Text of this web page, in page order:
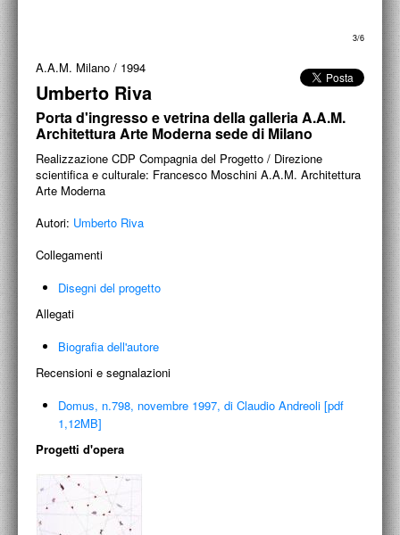
PROGETTO T.E.S.I.
4/6
A.A.M. Milano / 1994
Umberto Riva
Porta d'ingresso e vetrina della galleria A.A.M.
Architettura Arte Moderna sede di Milano
Realizzazione CDP Compagnia del Progetto / Direzione
scientifica e culturale: Francesco Moschini A.A.M. Architettura
Arte Moderna
Autori: Umberto Riva
Collegamenti
Disegni del progetto
Allegati
Biografia dell'autore
Recensioni e segnalazioni
Domus, n.798, novembre 1997, di Claudio Andreoli [pdf
1,12MB]
Progetti d'opera